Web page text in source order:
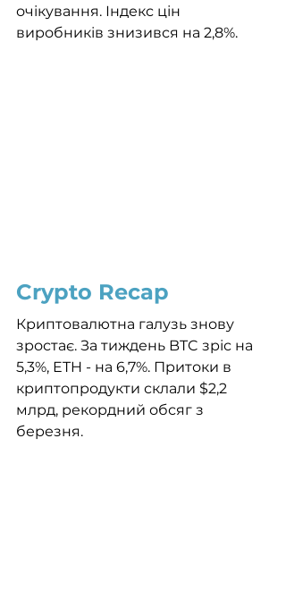
очікування. Індекс цін
виробників знизився на 2,8%.
Crypto Recap
Криптовалютна галузь знову
зростає. За тиждень BTC зріс на
5,3%, ETH - на 6,7%. Притоки в
криптопродукти склали $2,2
млрд, рекордний обсяг з
березня.